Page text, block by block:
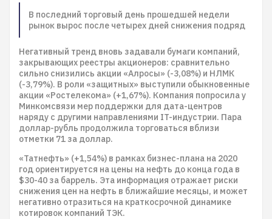
В последний торговый день прошедшей недели
рынок вырос после четырех дней снижения подряд
Негативный тренд вновь задавали бумаги компаний,
закрывающих реестры акционеров: сравнительно
сильно снизились акции «Алросы» (-3,08%) и НЛМК
(-3,79%). В роли «защитных» выступили обыкновенные
акции «Ростелекома» (+1,67%). Компания попросила у
Минкомсвязи мер поддержки для дата-центров
наряду с другими направлениями IT-индустрии. Пара
доллар-рубль продолжила торговаться вблизи
отметки 71 за доллар.
«Татнефть» (+1,54%) в рамках бизнес-плана на 2020
год ориентируется на цены на нефть до конца года в
$30-40 за баррель. Эта информация отражает риски
снижения цен на нефть в ближайшие месяцы, и может
негативно отразиться на краткосрочной динамике
котировок компаний ТЭК.